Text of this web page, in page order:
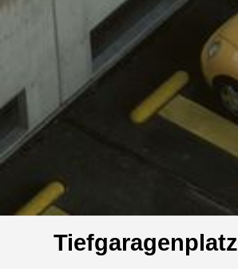
Tiefgaragenplatz